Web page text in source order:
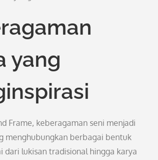
yang
Frame, keberagaman seni menjadi
menghubungkan berbagai bentuk
dari lukisan tradisional hingga karya